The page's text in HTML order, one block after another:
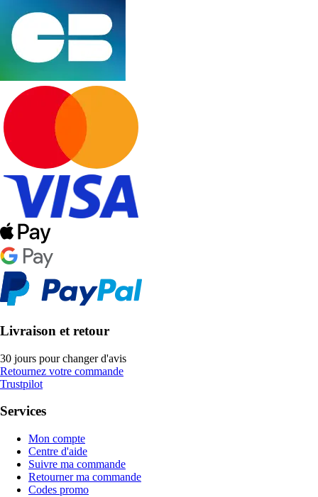
Livraison et retour
30 jours pour changer d'avis
Retournez votre commande
Trustpilot
Services
Mon compte
Centre d'aide
Suivre ma commande
Retourner ma commande
Codes promo